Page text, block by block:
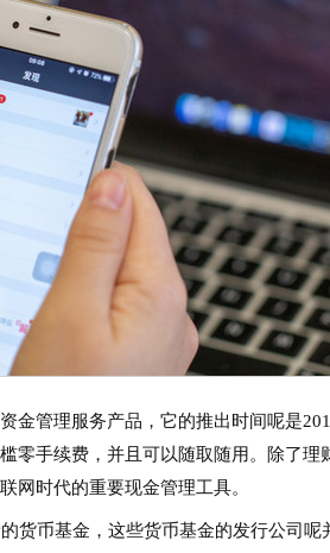
金管理服务产品，它的推出时间呢是
零手续费，并且可以随取随用。除了理
网时代的重要现金管理工具。
货币基金，这些货币基金的发行公司呢